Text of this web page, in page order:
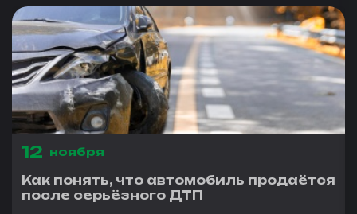
12 ноября
Как понять, что автомобиль продаётся
после серьёзного ДТП